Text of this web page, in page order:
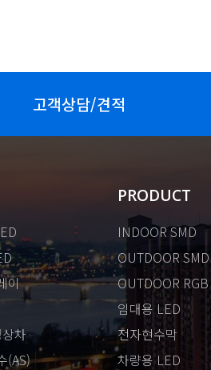
고객상담/견적
이
차
(AS)
PRODUCT
INDOOR SMD
OUTDOOR SMD
OUTDOOR RGB
임대용 LED
전자현수막
차량용 LED